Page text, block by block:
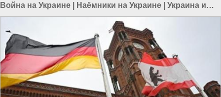
Война на Украине
Наёмники на Украине
Украина и
НАТО